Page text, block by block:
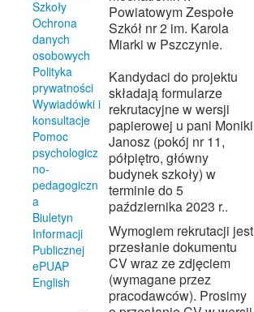
Szkoły
Ochrona
danych
osobowych
Polityka
prywatności
Wywiadówki i
konsultacje
Pomoc
psychologicz
no-
pedagogiczn
a
Biuletyn
Informacji
Publicznej
ePUAP
English
Powiatowym Zespołe
Szkół nr 2 im. Karola
Miarki w Pszczynie.
Kandydaci do projektu
składają formularze
rekrutacyjne w wersji
papierowej u pani Moniki
Janosz (pokój nr 11,
półpiętro, główny
budynek szkoły) w
terminie do 5
października 2023 r..
Wymogiem rekrutacji jest
przesłanie dokumentu
CV wraz ze zdjęciem
(wymagane przez
pracodawców). Prosimy